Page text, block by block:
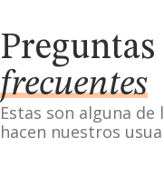
Preguntas
frecuentes
Estas son alguna
hacen nuestros